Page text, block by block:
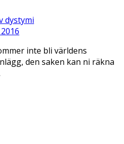
dystymi
inte bli världens
den saken kan ni räkna